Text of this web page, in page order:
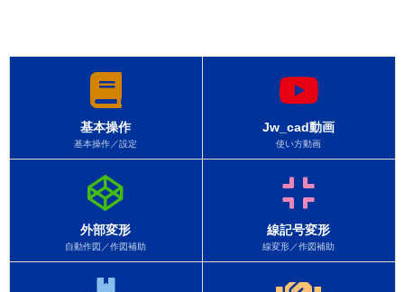
基本操作
基本操作／設定
Jw_cad動画
使い方動画
外部変形
自動作図／作図補助
線記号変形
線変形／作図補助